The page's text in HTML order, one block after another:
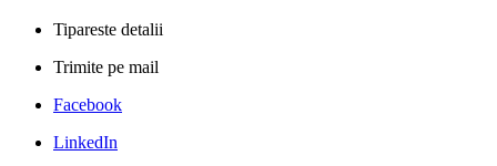
Tipareste detalii
Trimite pe mail
Facebook
LinkedIn